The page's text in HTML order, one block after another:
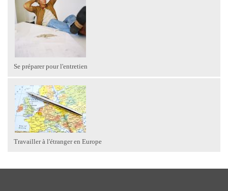
Se préparer pour l'entretien
Travailler à l'étranger en Europe